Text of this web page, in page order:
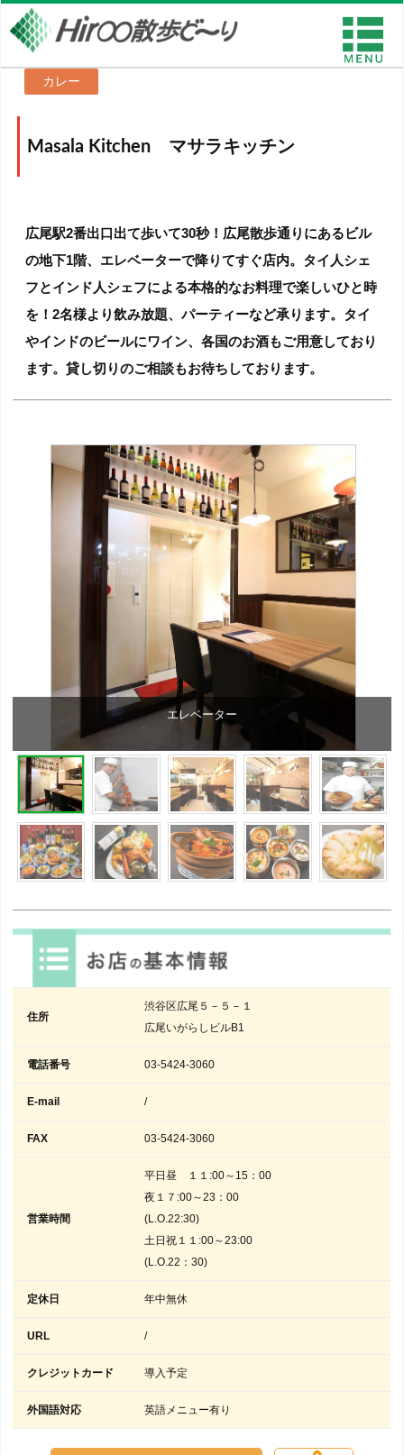
カレー
Masala Kitchen マサラキッチン
広尾駅2番出口出て歩いて30秒！広尾散歩通りにあるビル
の地下1階、エレベーターで降りてすぐ店内。タイ人シェ
フとインド人シェフによる本格的なお料理で楽しいひと時
を！2名様より飲み放題、パーティーなど承ります。タイ
やインドのビールにワイン、各国のお酒もご用意しており
ます。貸し切りのご相談もお待ちしております。
エレベーター
住所
渋谷区広尾５－５－１
広尾いがらしビルB1
電話番号 03-5424-3060
E-mail /
FAX 03-5424-3060
営業時間
平日昼 １１:00～15：00
夜１７:00～23：00
(L.O.22:30)
土日祝１１:00～23:00
(L.O.22：30)
定休日 年中無休
URL /
クレジットカード 導入予定
外国語対応 英語メニュー有り